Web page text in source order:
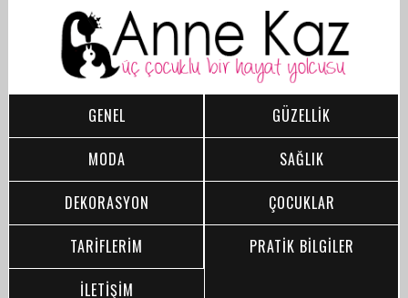
GENEL
GÜZELLİK
MODA
SAĞLIK
DEKORASYON
ÇOCUKLAR
TARİFLERİM
PRATİK BİLGİLER
İLETİŞİM